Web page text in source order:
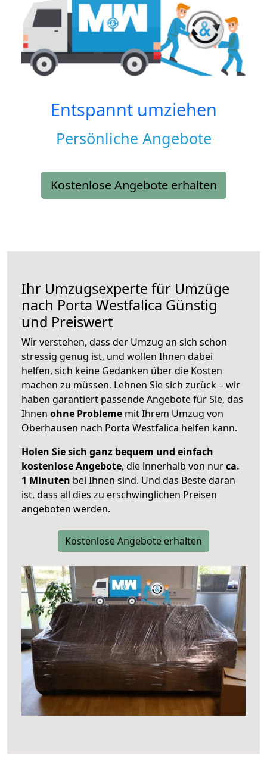
Entspannt umziehen
Persönliche Angebote
Kostenlose Angebote erhalten
Ihr Umzugsexperte für Umzüge
nach Porta Westfalica Günstig
und Preiswert
Wir verstehen, dass der Umzug an sich schon
stressig genug ist, und wollen Ihnen dabei
helfen, sich keine Gedanken über die Kosten
machen zu müssen. Lehnen Sie sich zurück – wir
haben garantiert passende Angebote für Sie, das
Ihnen ohne Probleme mit Ihrem Umzug von
Oberhausen nach Porta Westfalica helfen kann.
Holen Sie sich ganz bequem und einfach
kostenlose Angebote, die innerhalb von nurca.
1 Minuten bei Ihnen sind. Und das Beste daran
ist, dass all dies zu erschwinglichen Preisen
angeboten werden.
Kostenlose Angebote erhalten